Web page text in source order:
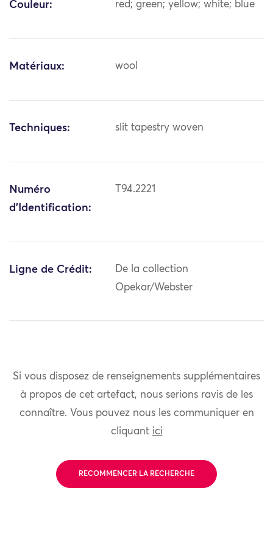
Couleur: red; green; yellow; white; blue
Matériaux: wool
Techniques: slit tapestry woven
Numéro
d'Identification:
T94.2221
Ligne de Crédit:
De la collection
Opekar/Webster
Si vous disposez de renseignements supplémentaires
à propos de cet artefact, nous serions ravis de les
connaître. Vous pouvez nous les communiquer en
cliquant ici
RECOMMENCER LA RECHERCHE